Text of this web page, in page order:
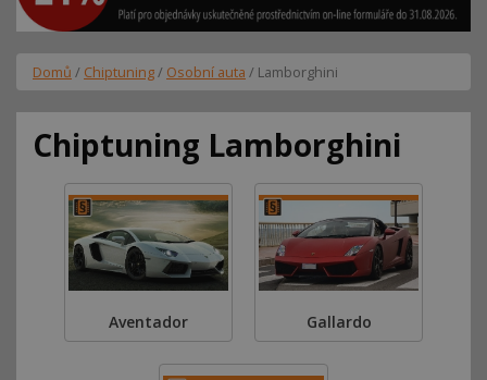
Domů / Chiptuning/ Osobní auta / Lamborghini
Chiptuning Lamborghini
Aventador Gallardo